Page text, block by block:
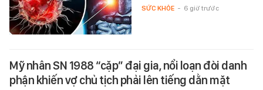
SỨC KHỎE - 6 giờ trước
Mỹ nhân SN 1988 “cặp” đại gia, nổi loạn đòi danh
phận khiến vợ chủ tịch phải lên tiếng dằn mặt